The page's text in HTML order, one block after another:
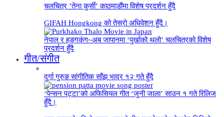
चलचित्र ’तेना कुर्सी’ काठमाडौंमा विशेष प्रदर्शन हुँदै
GIFAH Hongkong को तेस्रो अधिवेशन हुँदै।
नेपाल र हङ्गकंग~अब जापानमा ‘पुर्खाको थलो’ चलचित्रको विशेष
प्रदर्शन हुँदै
गीत/संगीत
दुर्गा गुरुङ सांगीतिक साँझ भाद्र १२ गते हुँदै
‘पेन्सन पट्टा’को अफिसियल गीत ‘जुनी जाला’ साउन १ गते रिलिज
हुँदै।